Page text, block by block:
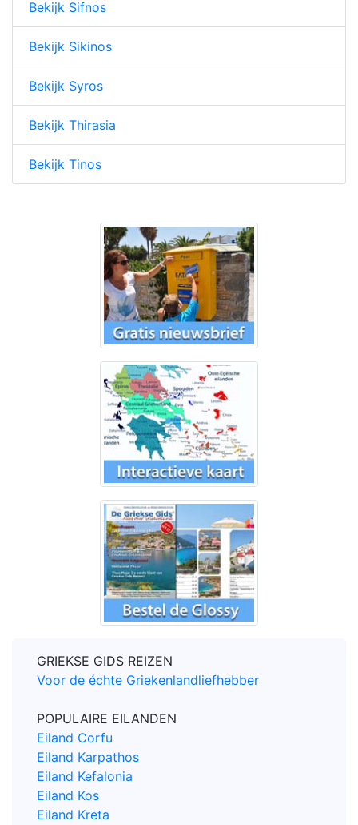
Bekijk Sifnos
Bekijk Sikinos
Bekijk Syros
Bekijk Thirasia
Bekijk Tinos
GRIEKSE GIDS REIZEN
Voor de échte Griekenlandliefhebber
POPULAIRE EILANDEN
Eiland Corfu
Eiland Karpathos
Eiland Kefalonia
Eiland Kos
Eiland Kreta